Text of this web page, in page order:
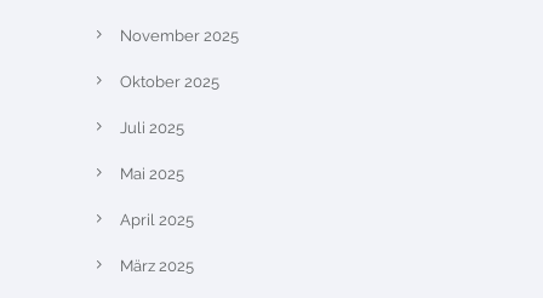
November 2025
Oktober 2025
Juli 2025
Mai 2025
April 2025
März 2025